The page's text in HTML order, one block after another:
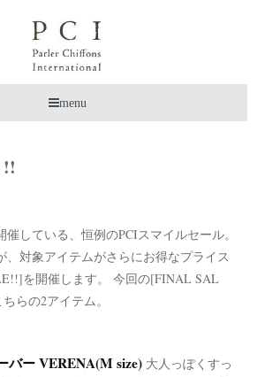
menu
している、恒例のPCIスマイルセール。
、対象アイテムがさらにお得なプライス
を開催します。 今回の[FINAL SAL
らの2アイテム。
バー VERENA(M size) 大人っぽくすっ